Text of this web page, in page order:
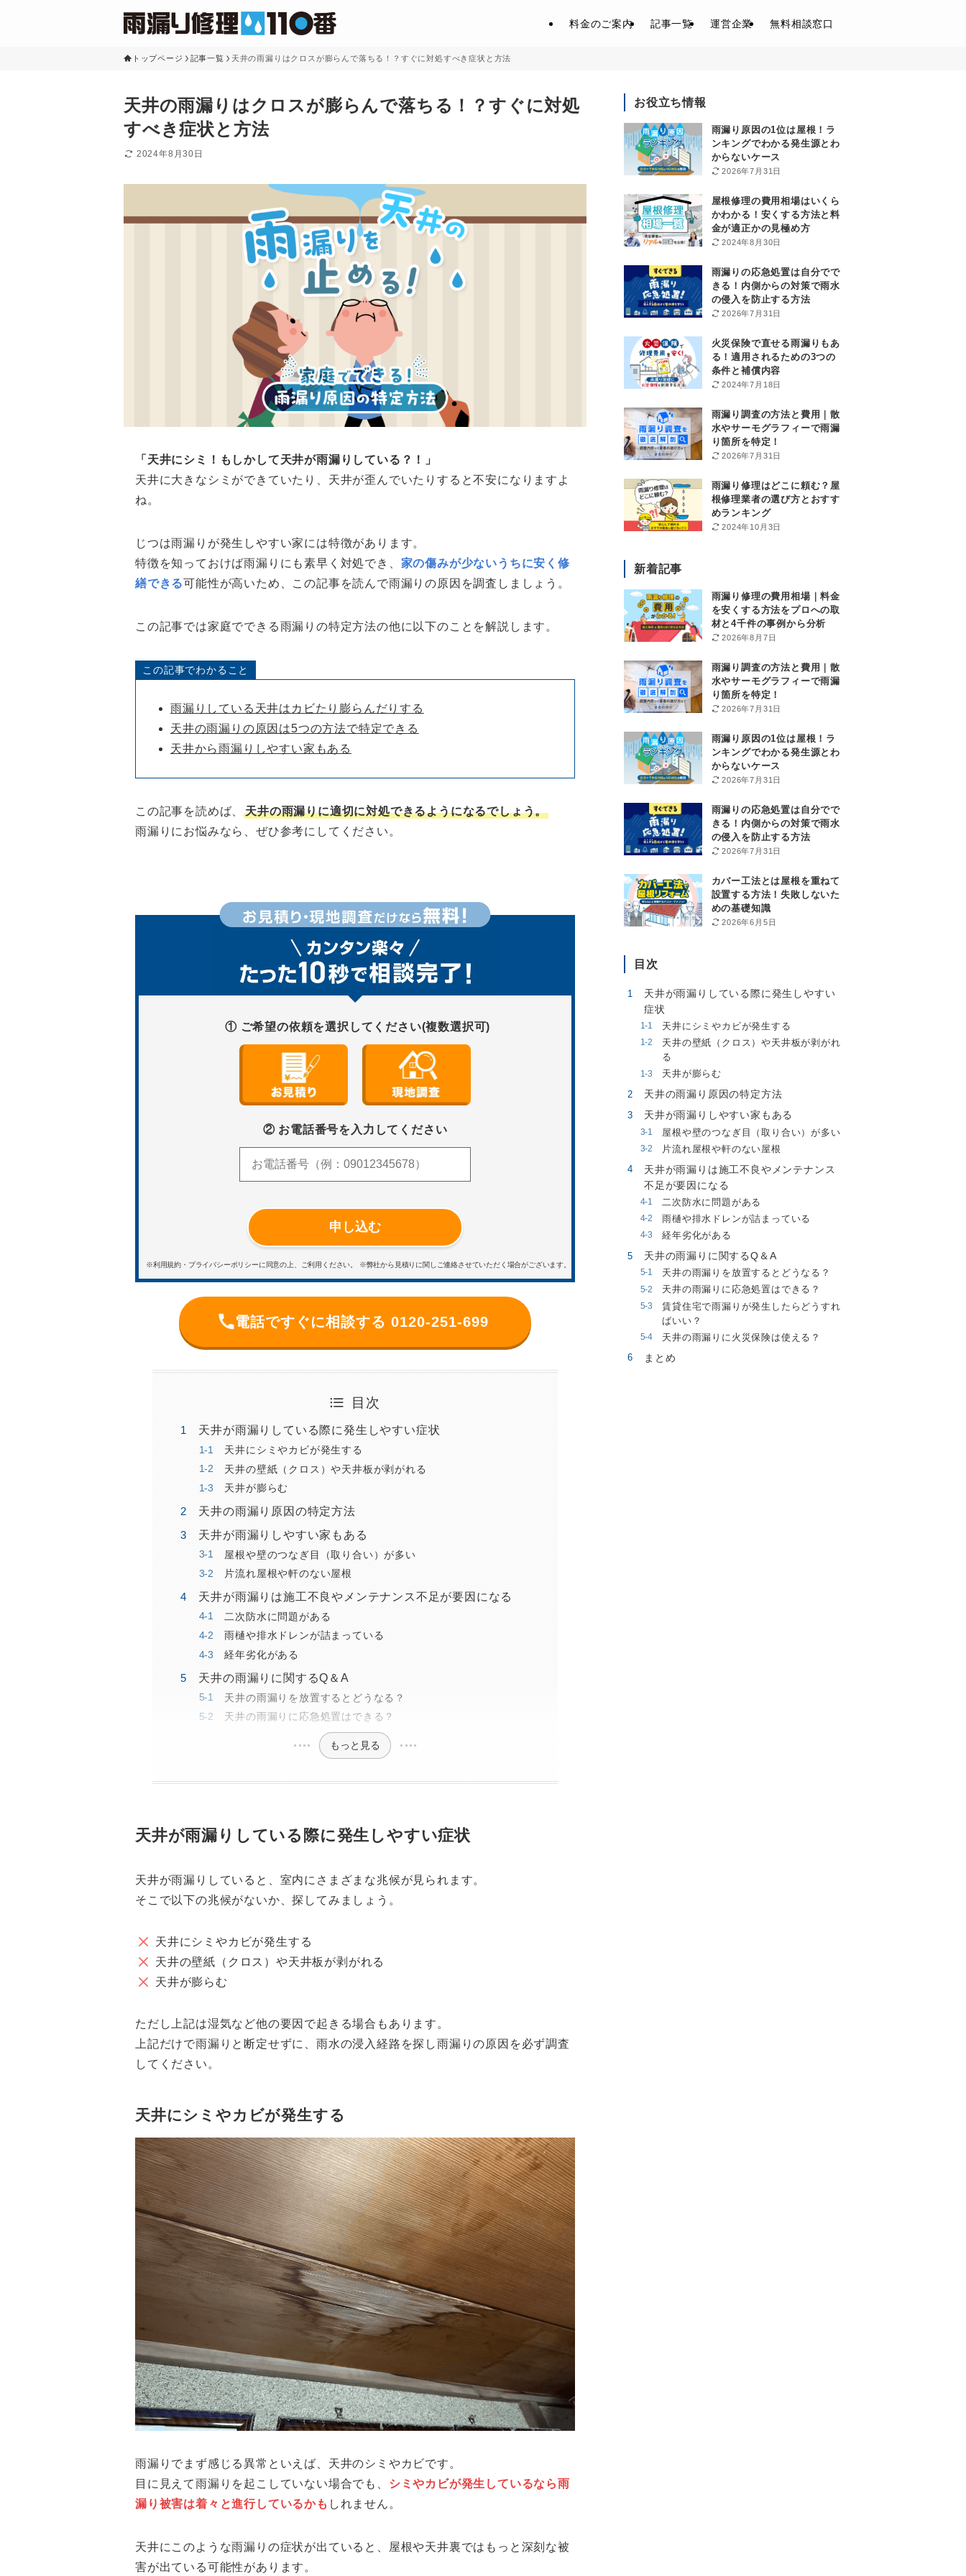
料金のご案内 記事一覧 運営企業 無料相談窓口
トップページ 記事一覧 天井の雨漏りはクロスが膨らんで落ちる！？すぐに対処すべき症状と方法
天井の雨漏りはクロスが膨らんで落ちる！？すぐに対処
すべき症状と方法
2024年8月30日
「天井にシミ！もしかして天井が雨漏りしている？！」
天井に大きなシミができていたり、天井が歪んでいたりすると不安になりますよ
ね。
じつは雨漏りが発生しやすい家には特徴があります。
特徴を知っておけば雨漏りにも素早く対処でき、 家の傷みが少ないうちに安く修
繕できる可能性が高いため、この記事を読んで雨漏りの原因を調査しましょう。
この記事では家庭でできる雨漏りの特定方法の他に以下のことを解説します。
この記事でわかること
雨漏りしている天井はカビたり膨らんだりする
天井の雨漏りの原因は5つの方法で特定できる
天井から雨漏りしやすい家もある
この記事を読めば、天井の雨漏りに適切に対処できるようになるでしょう。
雨漏りにお悩みなら、ぜひ参考にしてください。
① ご希望の依頼を選択してください(複数選択可)
② お電話番号を入力してください
申し込む
※利用規約・プライバシーポリシーに同意の上、ご利用ください。 ※弊社から見積りに関しご連絡させていただく場合がございます。
電話ですぐに相談する 0120-251-699
目次
天井が雨漏りしている際に発生しやすい症状
天井にシミやカビが発生する
天井の壁紙（クロス）や天井板が剥がれる
天井が膨らむ
天井の雨漏り原因の特定方法
天井が雨漏りしやすい家もある
屋根や壁のつなぎ目（取り合い）が多い
片流れ屋根や軒のない屋根
天井が雨漏りは施工不良やメンテナンス不足が要因になる
二次防水に問題がある
雨樋や排水ドレンが詰まっている
経年劣化がある
天井の雨漏りに関するQ＆A
天井の雨漏りを放置するとどうなる？
天井の雨漏りに応急処置はできる？
もっと見る
天井が雨漏りしている際に発生しやすい症状
天井が雨漏りしていると、室内にさまざまな兆候が見られます。
そこで以下の兆候がないか、探してみましょう。
天井にシミやカビが発生する
天井の壁紙（クロス）や天井板が剥がれる
天井が膨らむ
ただし上記は湿気など他の要因で起きる場合もあります。
上記だけで雨漏りと断定せずに、雨水の浸入経路を探し雨漏りの原因を必ず調査
してください。
天井にシミやカビが発生する
雨漏りでまず感じる異常といえば、天井のシミやカビです。
目に見えて雨漏りを起こしていない場合でも、 シミやカビが発生しているなら雨
漏り被害は着々と進行しているかも しれません。
天井にこのような雨漏りの症状が出ていると、屋根や天井裏ではもっと深刻な被
害が出ている可能性があります。
お役立ち情報
雨漏り原因の1位は屋根！ラ
ンキングでわかる発生源とわ
からないケース
2026年7月31日
屋根修理の費用相場はいくら
かわかる！安くする方法と料
金が適正かの見極め方
2024年8月30日
雨漏りの応急処置は自分でで
きる！内側からの対策で雨水
の侵入を防止する方法
2026年7月31日
火災保険で直せる雨漏りもあ
る！適用されるための3つの
条件と補償内容
2024年7月18日
雨漏り調査の方法と費用｜散
水やサーモグラフィーで雨漏
り箇所を特定！
2026年7月31日
雨漏り修理はどこに頼む？屋
根修理業者の選び方とおすす
めランキング
2024年10月3日
新着記事
雨漏り修理の費用相場｜料金
を安くする方法をプロへの取
材と4千件の事例から分析
2026年8月7日
雨漏り調査の方法と費用｜散
水やサーモグラフィーで雨漏
り箇所を特定！
2026年7月31日
雨漏り原因の1位は屋根！ラ
ンキングでわかる発生源とわ
からないケース
2026年7月31日
雨漏りの応急処置は自分でで
きる！内側からの対策で雨水
の侵入を防止する方法
2026年7月31日
カバー工法とは屋根を重ねて
設置する方法！失敗しないた
めの基礎知識
2026年6月5日
目次
天井が雨漏りしている際に発生しやすい
症状
天井にシミやカビが発生する
天井の壁紙（クロス）や天井板が剥がれ
る
天井が膨らむ
天井の雨漏り原因の特定方法
天井が雨漏りしやすい家もある
屋根や壁のつなぎ目（取り合い）が多い
片流れ屋根や軒のない屋根
天井が雨漏りは施工不良やメンテナンス
不足が要因になる
二次防水に問題がある
雨樋や排水ドレンが詰まっている
経年劣化がある
天井の雨漏りに関するQ＆A
天井の雨漏りを放置するとどうなる？
天井の雨漏りに応急処置はできる？
賃貸住宅で雨漏りが発生したらどうすれ
ばいい？
天井の雨漏りに火災保険は使える？
まとめ